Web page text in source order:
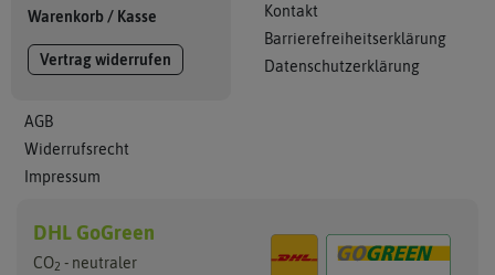
Warenkorb / Kasse
Vertrag widerrufen
AGB
Widerrufsrecht
Impressum
Kontakt
Barrierefreiheitserklärung
Datenschutzerklärung
DHL GoGreen
CO2 - neutraler